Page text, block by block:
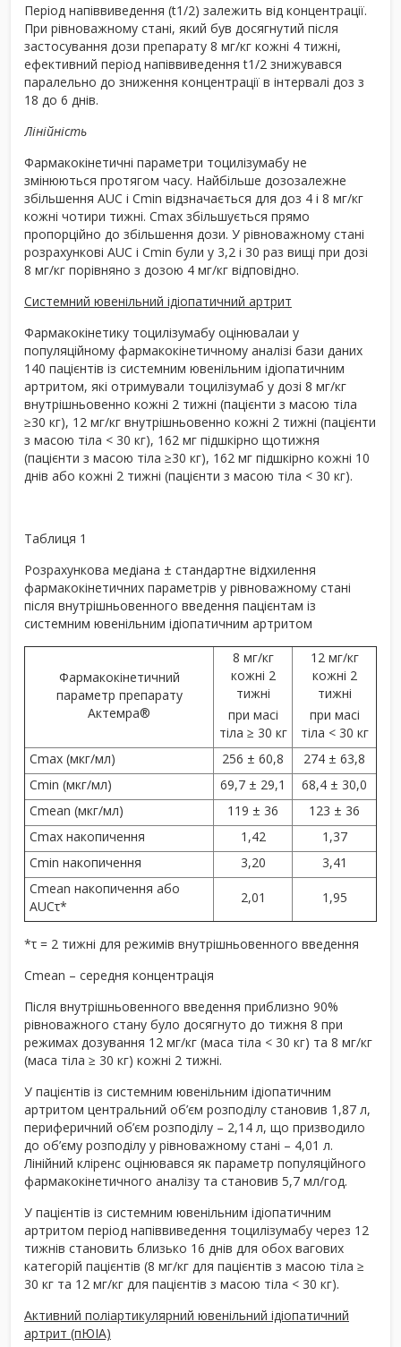
Період напіввиведення (t1/2) залежить від концентрації.
При рівноважному стані, який був досягнутий після
застосування дози препарату 8 мг/кг кожні 4 тижні,
ефективний період напіввиведення t1/2 знижувався
паралельно до зниження концентрації в інтервалі доз з
18 до 6 днів.
Лінійність
Фармакокінетичні параметри тоцилізумабу не
змінюються протягом часу. Найбільше дозозалежне
збільшення AUC і Cmin відзначається для доз 4 і 8 мг/кг
кожні чотири тижні. Cmax збільшується прямо
пропорційно до збільшення дози. У рівноважному стані
розрахункові AUC і Cmin були у 3,2 і 30 раз вищі при дозі
8 мг/кг порівняно з дозою 4 мг/кг відповідно.
Системний ювенільний ідіопатичний артрит
Фармакокінетику тоцилізумабу оцінювалаи у
популяційному фармакокінетичному аналізі бази даних
140 пацієнтів із системним ювенільним ідіопатичним
артритом, які отримували тоцилізумаб у дозі 8 мг/кг
внутрішньовенно кожні 2 тижні (пацієнти з масою тіла
≥30 кг), 12 мг/кг внутрішньовенно кожні 2 тижні (пацієнти
з масою тіла < 30 кг), 162 мг підшкірно щотижня
(пацієнти з масою тіла ≥30 кг), 162 мг підшкірно кожні 10
днів або кожні 2 тижні (пацієнти з масою тіла < 30 кг).
Таблиця 1
Розрахункова медіана ± стандартне відхилення
фармакокінетичних параметрів у рівноважному стані
після внутрішньовенного введення пацієнтам із
системним ювенільним ідіопатичним артритом
Фармакокінетичний
параметр препарату
Актемра®
8 мг/кг
кожні 2
тижні
при масі
тіла ≥ 30 кг
12 мг/кг
кожні 2
тижні
при масі
тіла < 30 кг
Cmax (мкг/мл) 256 ± 60,8
274 ± 63,8
Cmin (мкг/мл) 69,7 ± 29,1
68,4 ± 30,0
Cmean (мкг/мл) 119 ± 36
123 ± 36
Cmax накопичення 1,42
1,37
Cmin накопичення 3,20
3,41
Cmean накопичення або
AUCτ*
2,01 1,95
*τ = 2 тижні для режимів внутрішньовенного введення
Cmean – середня концентрація
Після внутрішньовенного введення приблизно 90%
рівноважного стану було досягнуто до тижня 8 при
режимах дозування 12 мг/кг (маса тіла < 30 кг) та 8 мг/кг
(маса тіла ≥ 30 кг) кожні 2 тижні.
У пацієнтів із системним ювенільним ідіопатичним
артритом центральний об’єм розподілу становив 1,87 л,
периферичний об’єм розподілу – 2,14 л, що призводило
до об’єму розподілу у рівноважному стані – 4,01 л.
Лінійний кліренс оцінювався як параметр популяційного
фармакокінетичного аналізу та становив 5,7 мл/год.
У пацієнтів із системним ювенільним ідіопатичним
артритом період напіввиведення тоцилізумабу через 12
тижнів становить близько 16 днів для обох вагових
категорій пацієнтів (8 мг/кг для пацієнтів з масою тіла ≥
30 кг та 12 мг/кг для пацієнтів з масою тіла < 30 кг).
Активний поліартикулярний ювенільний ідіопатичний
артрит (пЮІА)